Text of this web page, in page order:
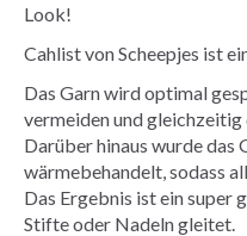
Look!
Cahlist von Scheepjes ist
Das Garn wird optimal
vermeiden und gleichzeitig
Darüber hinaus wurde das
wärmebehandelt, sodass
Das Ergebnis ist ein super
Stifte oder Nadeln gleitet.